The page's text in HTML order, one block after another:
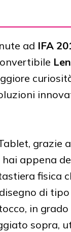
ad IFA
grazie
hai appena
fisica
di
in
sopra,